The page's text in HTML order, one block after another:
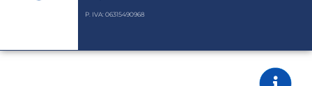
P. IVA: 06315490968